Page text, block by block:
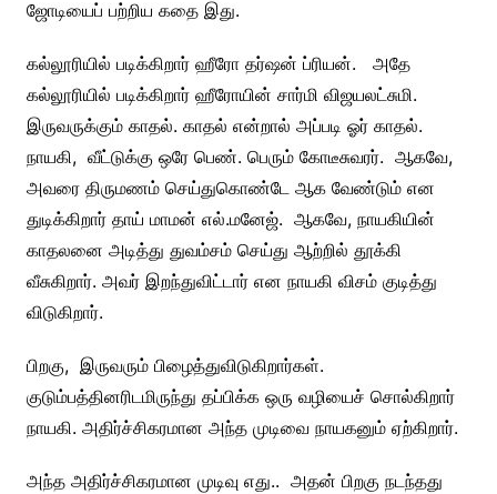
ஜோடியைப் பற்றிய கதை இது.
கல்லூரியில் படிக்கிறார் ஹீரோ தர்ஷன் ப்ரியன். அதே
கல்லூரியில் படிக்கிறார் ஹீரோயின் சார்மி விஜயலட்சுமி.
இருவருக்கும் காதல். காதல் என்றால் அப்படி ஓர் காதல்.
நாயகி, வீட்டுக்கு ஒரே பெண். பெரும் கோடீசுவரர். ஆகவே,
அவரை திருமணம் செய்துகொண்டே ஆக வேண்டும் என
துடிக்கிறார் தாய் மாமன் எல்.மனேஜ். ஆகவே, நாயகியின்
காதலனை அடித்து துவம்சம் செய்து ஆற்றில் தூக்கி
வீசுகிறார். அவர் இறந்துவிட்டார் என நாயகி விசம் குடித்து
விடுகிறார்.
பிறகு, இருவரும் பிழைத்துவிடுகிறார்கள்.
குடும்பத்தினரிடமிருந்து தப்பிக்க ஒரு வழியைச் சொல்கிறார்
நாயகி. அதிர்ச்சிகரமான அந்த முடிவை நாயகனும் ஏற்கிறார்.
அந்த அதிர்ச்சிகரமான முடிவு எது.. அதன் பிறகு நடந்தது